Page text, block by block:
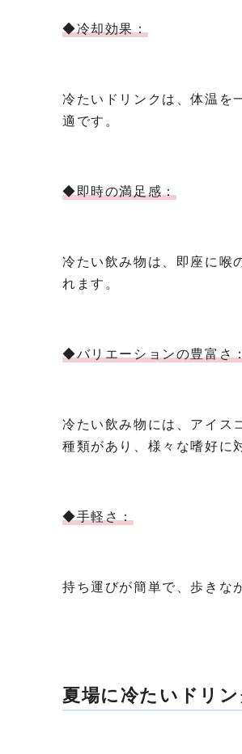
◆冷却効果：
冷たいドリンクは、体温を
適です。
◆即時の満足感：
冷たい飲み物は、即座に喉
れます。
◆バリエーションの豊富さ
冷たい飲み物には、アイス
種類があり、様々な嗜好に
◆手軽さ：
持ち運びが簡単で、歩きな
夏場に冷たいドリ